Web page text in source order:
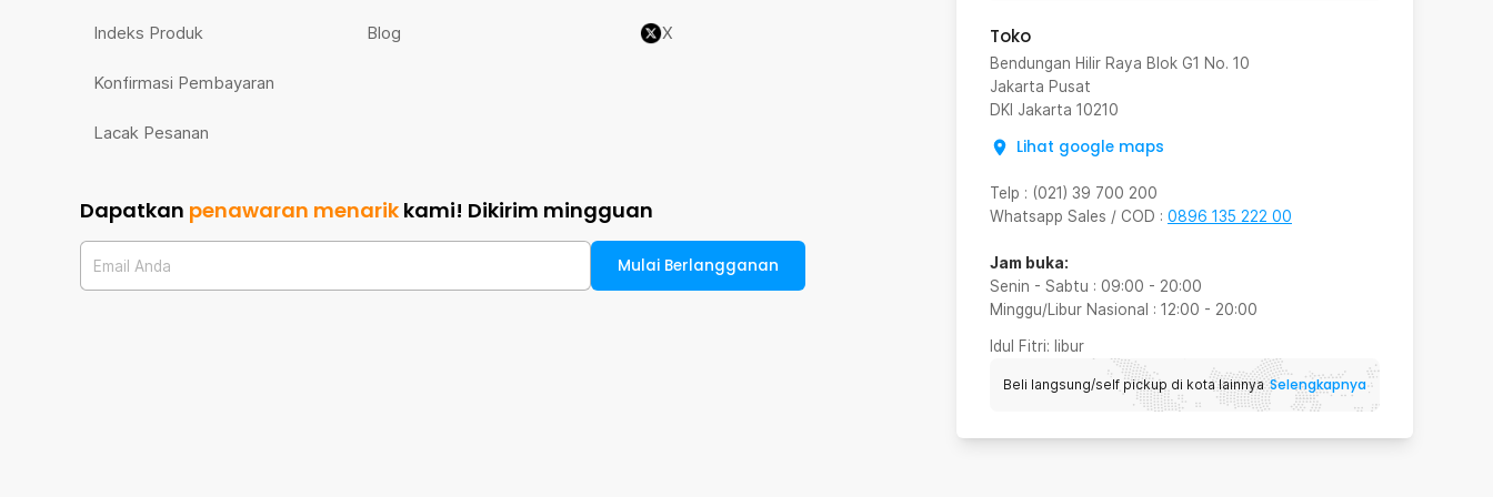
Toko
Bendungan Hilir Raya Blok G1 No. 10
Jakarta Pusat
DKI Jakarta 10210
Lihat google maps
Telp : (021) 39 700 200
Whatsapp Sales / COD : 0896 135 222 00
Jam buka:
Senin - Sabtu : 09:00 - 20:00
Minggu/Libur Nasional : 12:00 - 20:00
Idul Fitri: libur
Beli langsung/self pickup di kota lainnya Selengkapnya
Indeks Produk
Konfirmasi Pembayaran
Lacak Pesanan
Blog X
Dapatkan penawaran menarik kami! Dikirim mingguan
Email Anda Mulai Berlangganan